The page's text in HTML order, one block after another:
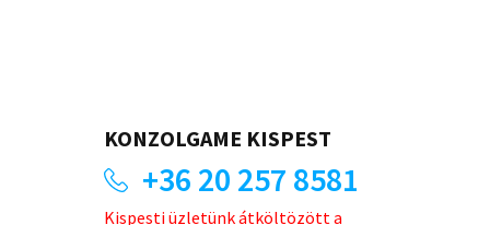
KONZOLGAME KISPEST
+36 20 257 8581
Kispesti üzletünk átköltözött a